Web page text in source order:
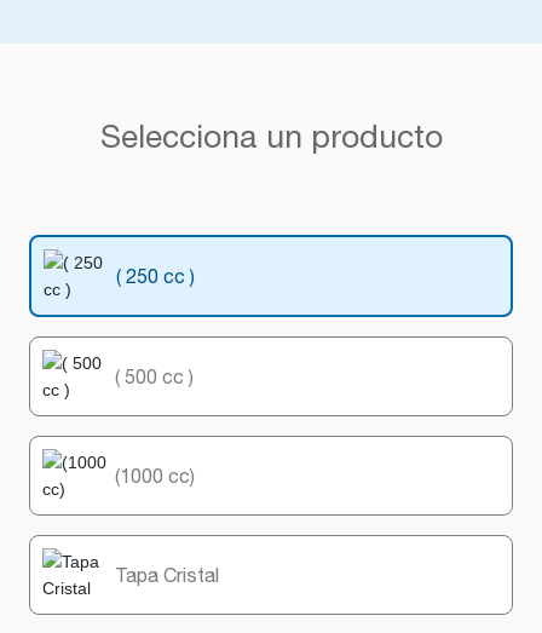
Selecciona un producto
( 250 cc )
( 500 cc )
(1000 cc)
Tapa Cristal